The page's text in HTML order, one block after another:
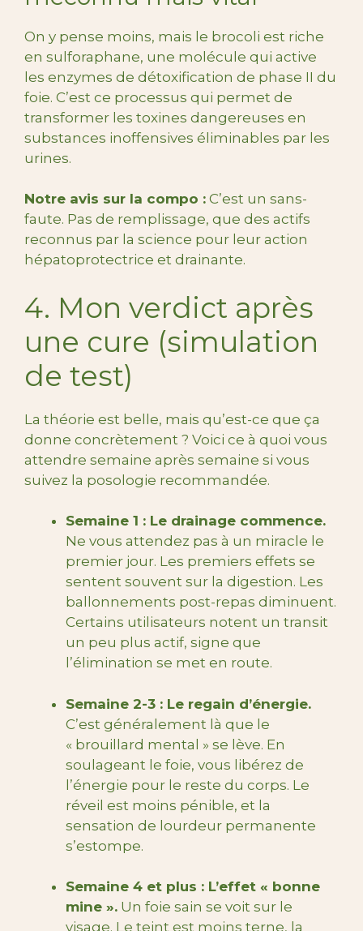
On y pense moins, mais le brocoli est riche
en sulforaphane, une molécule qui active
les enzymes de détoxification de phase II du
foie. C’est ce processus qui permet de
transformer les toxines dangereuses en
substances inoffensives éliminables par les
urines.
Notre avis sur la compo : C’est un sans-
faute. Pas de remplissage, que des actifs
reconnus par la science pour leur action
hépatoprotectrice et drainante.
4. Mon verdict après
une cure (simulation
de test)
La théorie est belle, mais qu’est-ce que ça
donne concrètement ? Voici ce à quoi vous
attendre semaine après semaine si vous
suivez la posologie recommandée.
Semaine 1 : Le drainage commence.
Ne vous attendez pas à un miracle le
premier jour. Les premiers effets se
sentent souvent sur la digestion. Les
ballonnements post-repas diminuent.
Certains utilisateurs notent un transit
un peu plus actif, signe que
l’élimination se met en route.
Semaine 2-3 : Le regain d’énergie.
C’est généralement là que le
« brouillard mental » se lève. En
soulageant le foie, vous libérez de
l’énergie pour le reste du corps. Le
réveil est moins pénible, et la
sensation de lourdeur permanente
s’estompe.
Semaine 4 et plus : L’effet « bonne
mine ». Un foie sain se voit sur le
visage. Le teint est moins terne, la